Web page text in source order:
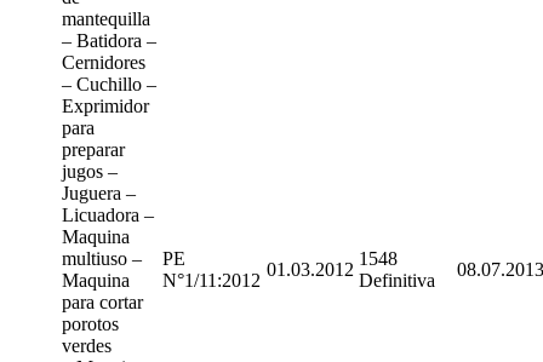
mantequilla
– Batidora –
Cernidores
– Cuchillo –
Exprimidor
para
preparar
jugos –
Juguera –
Licuadora –
Maquina
multiuso –
Maquina
para cortar
porotos
verdes
PE
N°1/11:2012
01.03.2012
1548
Definitiva
08.07.2013